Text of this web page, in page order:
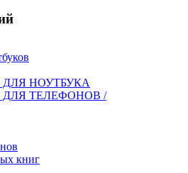
НОУТБУКА
ТЕЛЕФОНОВ /
книг